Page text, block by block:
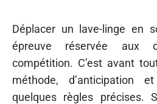
Déplacer un lave-linge en
épreuve réservée aux
compétition. C’est avant
méthode, d’anticipation
quelques règles précises.